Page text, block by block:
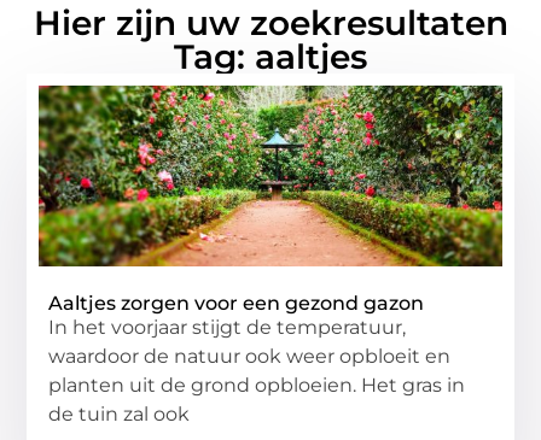
Hier zijn uw zoekresultaten
Tag: aaltjes
Aaltjes zorgen voor een gezond gazon
In het voorjaar stijgt de temperatuur,
waardoor de natuur ook weer opbloeit en
planten uit de grond opbloeien. Het gras in
de tuin zal ook